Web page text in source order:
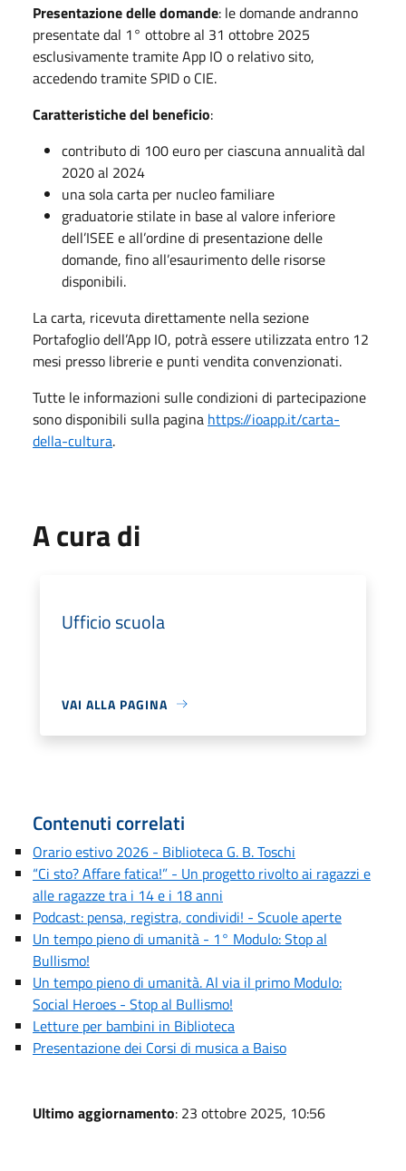
Presentazione delle domande: le domande andranno
presentate dal 1° ottobre al 31 ottobre 2025
esclusivamente tramite App IO o relativo sito,
accedendo tramite SPID o CIE.
Caratteristiche del beneficio:
contributo di 100 euro per ciascuna annualità dal
2020 al 2024
una sola carta per nucleo familiare
graduatorie stilate in base al valore inferiore
dell’ISEE e all’ordine di presentazione delle
domande, fino all’esaurimento delle risorse
disponibili.
La carta, ricevuta direttamente nella sezione
Portafoglio dell’App IO, potrà essere utilizzata entro 12
mesi presso librerie e punti vendita convenzionati.
Tutte le informazioni sulle condizioni di partecipazione
sono disponibili sulla pagina https://ioapp.it/carta-
della-cultura.
A cura di
Ufficio scuola
VAI ALLA PAGINA
Contenuti correlati
Orario estivo 2026 - Biblioteca G. B. Toschi
“Ci sto? Affare fatica!” - Un progetto rivolto ai ragazzi e
alle ragazze tra i 14 e i 18 anni
Podcast: pensa, registra, condividi! - Scuole aperte
Un tempo pieno di umanità - 1° Modulo: Stop al
Bullismo!
Un tempo pieno di umanità. Al via il primo Modulo:
Social Heroes - Stop al Bullismo!
Letture per bambini in Biblioteca
Presentazione dei Corsi di musica a Baiso
Ultimo aggiornamento: 23 ottobre 2025, 10:56